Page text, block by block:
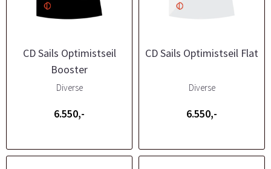
CD Sails Optimistseil
Booster
Diverse
6.550,-
CD Sails Optimistseil Flat
Diverse
6.550,-